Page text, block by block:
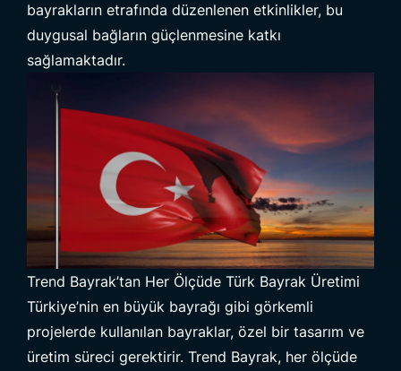
bayrakların etrafında düzenlenen etkinlikler, bu
duygusal bağların güçlenmesine katkı
sağlamaktadır.
Trend Bayrak’tan Her Ölçüde Türk Bayrak Üretimi
Türkiye’nin en büyük bayrağı gibi görkemli
projelerde kullanılan bayraklar, özel bir tasarım ve
üretim süreci gerektirir. Trend Bayrak, her ölçüde